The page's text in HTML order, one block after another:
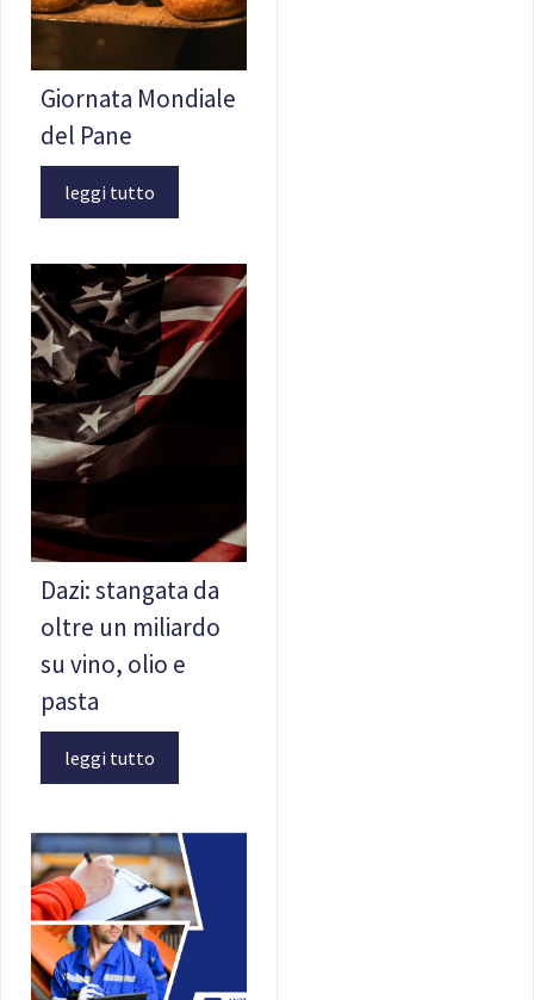
Giornata Mondiale
del Pane
leggi tutto
Dazi: stangata da
oltre un miliardo
su vino, olio e
pasta
leggi tutto